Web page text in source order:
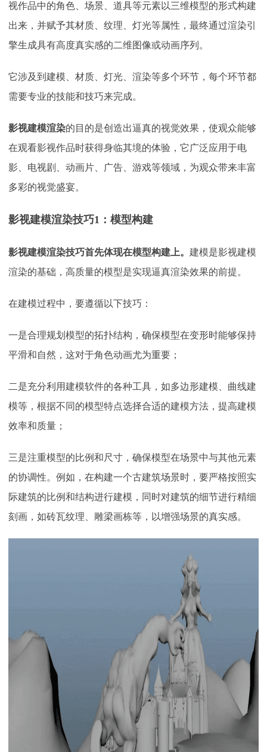
视作品中的角色、场景、道具等元素以三维模型的形式构建
出来，并赋予其材质、纹理、灯光等属性，最终通过渲染引
擎生成具有高度真实感的二维图像或动画序列。
它涉及到建模、材质、灯光、渲染等多个环节，每个环节都
需要专业的技能和技巧来完成。
影视建模渲染的目的是创造出逼真的视觉效果，使观众能够
在观看影视作品时获得身临其境的体验，它广泛应用于电
影、电视剧、动画片、广告、游戏等领域，为观众带来丰富
多彩的视觉盛宴。
影视建模渲染技巧1：模型构建
影视建模渲染技巧首先体现在模型构建上。 建模是影视建模
渲染的基础，高质量的模型是实现逼真渲染效果的前提。
在建模过程中，要遵循以下技巧：
一是合理规划模型的拓扑结构，确保模型在变形时能够保持
平滑和自然，这对于角色动画尤为重要；
二是充分利用建模软件的各种工具，如多边形建模、曲线建
模等，根据不同的模型特点选择合适的建模方法，提高建模
效率和质量；
三是注重模型的比例和尺寸，确保模型在场景中与其他元素
的协调性。例如，在构建一个古建筑场景时，要严格按照实
际建筑的比例和结构进行建模，同时对建筑的细节进行精细
刻画，如砖瓦纹理、雕梁画栋等，以增强场景的真实感。